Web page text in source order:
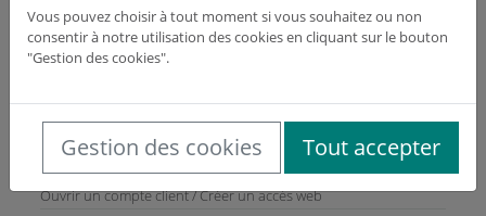
Toutes nos coordonnées
Services
Vente au comptoir
Dématérialisation des factures
Paiement libre
Ouvrir un compte client / Créer un accès web
Vous pouvez choisir à tout moment si vous souhaitez ou non
consentir à notre utilisation des cookies en cliquant sur le bouton
"Gestion des cookies".
Gestion des cookies Tout accepter